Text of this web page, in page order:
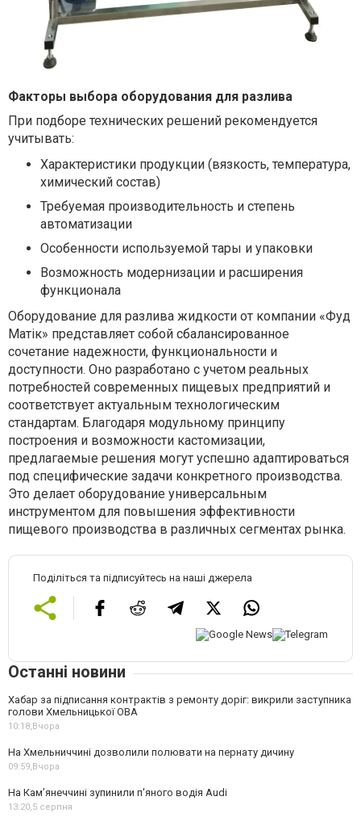
Факторы выбора оборудования для разлива
При подборе технических решений рекомендуется
учитывать:
Характеристики продукции (вязкость, температура,
химический состав)
Требуемая производительность и степень
автоматизации
Особенности используемой тары и упаковки
Возможность модернизации и расширения
функционала
Оборудование для разлива жидкости от компании «Фуд
Матік» представляет собой сбалансированное
сочетание надежности, функциональности и
доступности. Оно разработано с учетом реальных
потребностей современных пищевых предприятий и
соответствует актуальным технологическим
стандартам. Благодаря модульному принципу
построения и возможности кастомизации,
предлагаемые решения могут успешно адаптироваться
под специфические задачи конкретного производства.
Это делает оборудование универсальным
инструментом для повышения эффективности
пищевого производства в различных сегментах рынка.
Поділіться та підписуйтесь на наші джерела
Останні новини
Хабар за підписання контрактів з ремонту доріг: викрили заступника
голови Хмельницької ОВА
10:18, Вчора
На Хмельниччині дозволили полювати на пернату дичину
09:59, Вчора
На Камʼянеччині зупинили п'яного водія Audi
13:20,5 серпня